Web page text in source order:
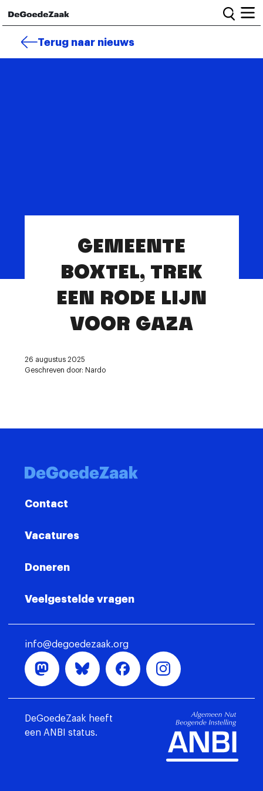
Wat we doen
Informatie en bestuur
Vacatures
Veelgestelde vragen
Contact
Terug naar nieuws
GEMEENTE
BOXTEL, TREK
EEN RODE LIJN
VOOR GAZA
26 augustus 2025
Geschreven door: Nardo
Contact
Vacatures
Doneren
Veelgestelde vragen
info@degoedezaak.org
DeGoedeZaak heeft
een ANBI status.